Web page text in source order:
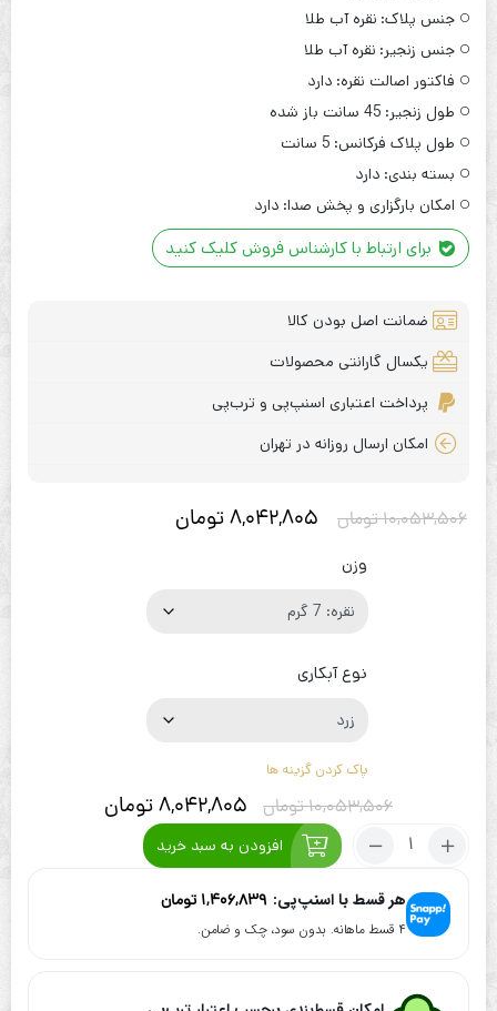
جنس پلاک: نقره آب طلا
جنس زنجیر: نقره آب طلا
فاکتور اصالت نقره: دارد
طول زنجیر: 45 سانت باز شده
طول پلاک فرکانس: 5 سانت
بسته بندی: دارد
امکان بارگزاری و پخش صدا: دارد
برای ارتباط با کارشناس فروش کلیک کنید
ضمانت اصل بودن کالا
یکسال گارانتی محصولات
پرداخت اعتباری اسنپ‌پی و ترب‌پی
امکان ارسال روزانه در تهران
10,053,506تومان 8,042,805تومان
وزن
نوع آبکاری
پاک کردن گزینه ها
10,053,506تومان 8,042,805تومان
تعداد:
آب
طلا
مدل
افزودن به سبد خرید
هر قسط با اسنپ‌پی: 1,406,839 تومان
۴ قسط ماهانه. بدون سود، چک و ضامن.